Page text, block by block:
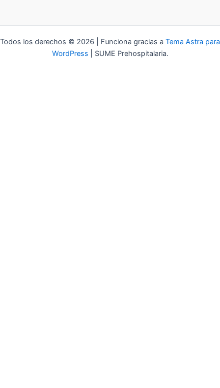
Todos los derechos © 2026 | Funciona gracias a Tema Astra para
WordPress | SUME Prehospitalaria.